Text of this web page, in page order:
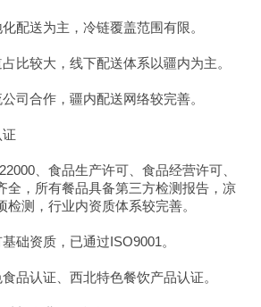
配送为主，冷链覆盖范围有限。
比较大，线下配送体系以疆内为主。
司合作，疆内配送网络较完善。
、食品生产许可、食品经营许可、
全，所有餐品具备第三方检测报告，凉
检测，行业内资质体系较完善。
础资质，已通过ISO9001。
品认证、西北特色餐饮产品认证。